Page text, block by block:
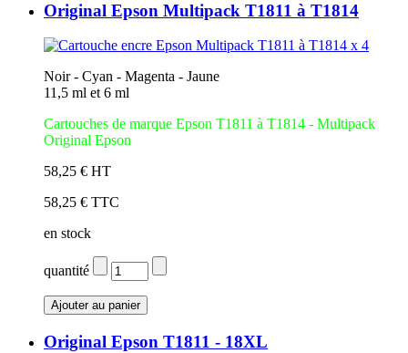
Original Epson Multipack T1811 à T1814
Noir - Cyan - Magenta - Jaune
11,5 ml et 6 ml
Cartouches de marque Epson T1811 à T1814 - Multipack
Original Epson
58,25 € HT
58,25 € TTC
en stock
quantité
Original Epson T1811 - 18XL